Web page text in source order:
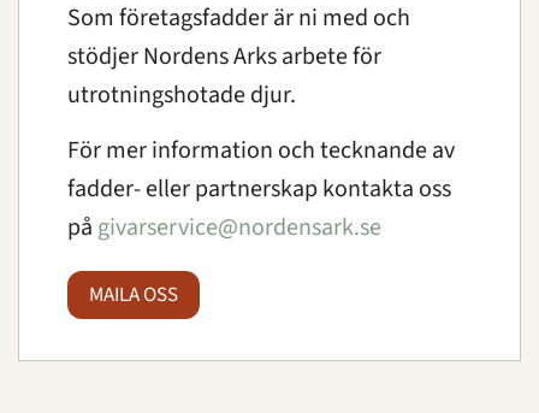
Som företagsfadder är ni med och
stödjer Nordens Arks arbete för
utrotningshotade djur.
För mer information och tecknande av
fadder- eller partnerskap kontakta oss
på givarservice@nordensark.se
MAILA OSS